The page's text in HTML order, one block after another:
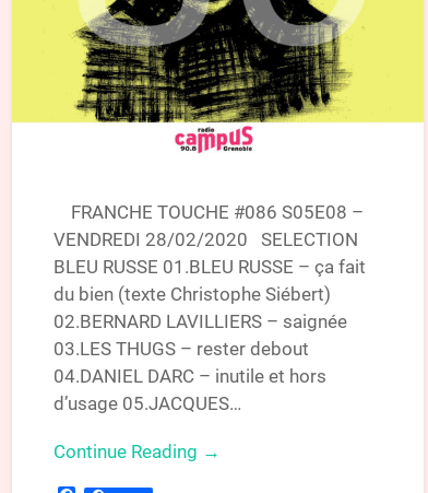
FRANCHE TOUCHE #086 S05E08 –
VENDREDI 28/02/2020 SELECTION
BLEU RUSSE 01.BLEU RUSSE – ça fait
du bien (texte Christophe Siébert)
02.BERNARD LAVILLIERS – saignée
03.LES THUGS – rester debout
04.DANIEL DARC – inutile et hors
d’usage 05.JACQUES…
Continue Reading →